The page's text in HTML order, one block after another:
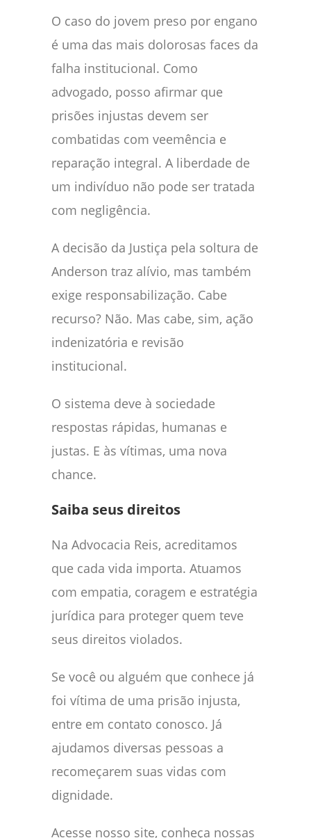
O caso do jovem preso por engano
é uma das mais dolorosas faces da
falha institucional. Como
advogado, posso afirmar que
prisões injustas devem ser
combatidas com veemência e
reparação integral. A liberdade de
um indivíduo não pode ser tratada
com negligência.
A decisão da Justiça pela soltura de
Anderson traz alívio, mas também
exige responsabilização. Cabe
recurso? Não. Mas cabe, sim, ação
indenizatória e revisão
institucional.
O sistema deve à sociedade
respostas rápidas, humanas e
justas. E às vítimas, uma nova
chance.
Saiba seus direitos
Na Advocacia Reis, acreditamos
que cada vida importa. Atuamos
com empatia, coragem e estratégia
jurídica para proteger quem teve
seus direitos violados.
Se você ou alguém que conhece já
foi vítima de uma prisão injusta,
entre em contato conosco. Já
ajudamos diversas pessoas a
recomeçarem suas vidas com
dignidade.
Acesse nosso site, conheça nossas